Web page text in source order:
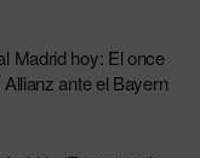
Madrid hoy: El once
ante el Bayern